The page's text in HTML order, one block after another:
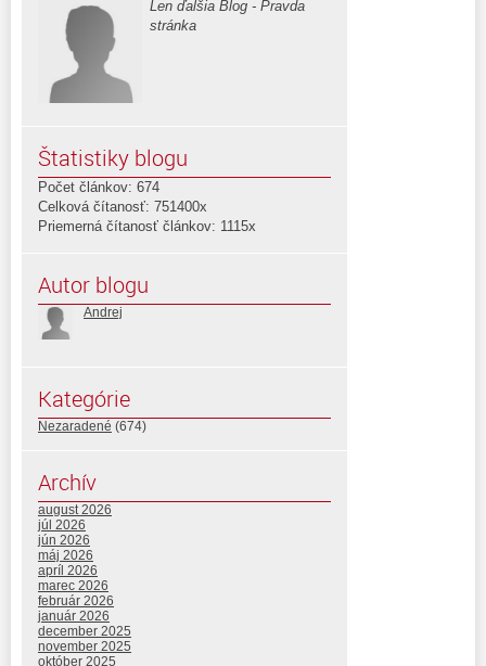
Len ďalšia Blog - Pravda
stránka
Štatistiky blogu
Počet článkov: 674
Celková čítanosť: 751400x
Priemerná čítanosť článkov: 1115x
Autor blogu
Andrej
Kategórie
Nezaradené (674)
Archív
august 2026
júl 2026
jún 2026
máj 2026
apríl 2026
marec 2026
február 2026
január 2026
december 2025
november 2025
október 2025